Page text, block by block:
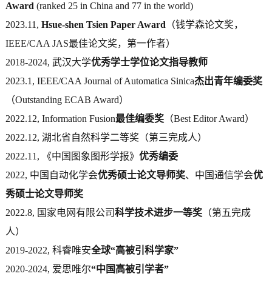
Award (ranked 25 in China and 77 in the world)
2023.11, Hsue-shen Tsien Paper Award （钱学森论文奖，
IEEE/CAA JAS最佳论文奖，第一作者）
2018-2024, 武汉大学优秀学士学位论文指导教师
2023.1, IEEE/CAA Journal of Automatica Sinica杰出青年编委奖
（Outstanding ECAB Award）
2022.12, Information Fusion最佳编委奖（Best Editor Award）
2022.12, 湖北省自然科学二等奖（第三完成人）
2022.11, 《中国图象图形学报》 优秀编委
2022, 中国自动化学会优秀硕士论文导师奖、中国通信学会优
秀硕士论文导师奖
2022.8, 国家电网有限公司科学技术进步一等奖（第五完成
人）
2019-2022, 科睿唯安全球“高被引科学家”
2020-2024, 爱思唯尔“中国高被引学者”